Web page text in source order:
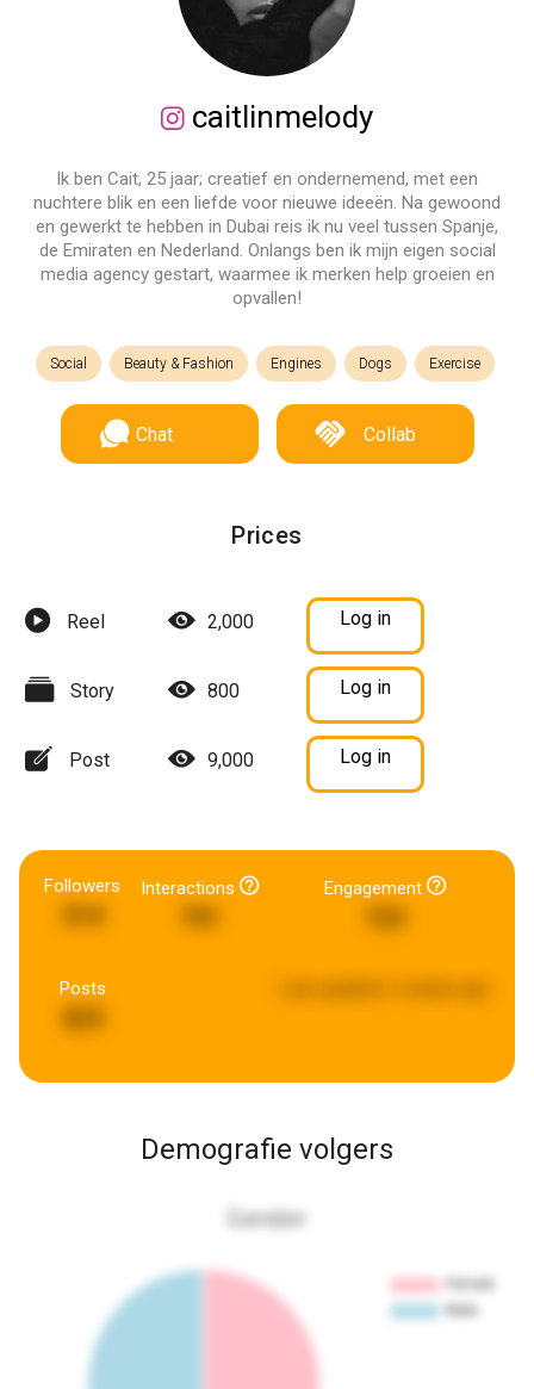
caitlinmelody
Ik ben Cait, 25 jaar; creatief en ondernemend, met een
nuchtere blik en een liefde voor nieuwe ideeën. Na gewoond
en gewerkt te hebben in Dubai reis ik nu veel tussen Spanje,
de Emiraten en Nederland. Onlangs ben ik mijn eigen social
media agency gestart, waarmee ik merken help groeien en
opvallen!
Social Beauty & Fashion Engines Dogs Exercise
Chat Collab
Prices
Reel 2,000 Log in
Story 800 Log in
Post 9,000 Log in
Followers Interactions Engagement
Posts
Demografie volgers
Gender